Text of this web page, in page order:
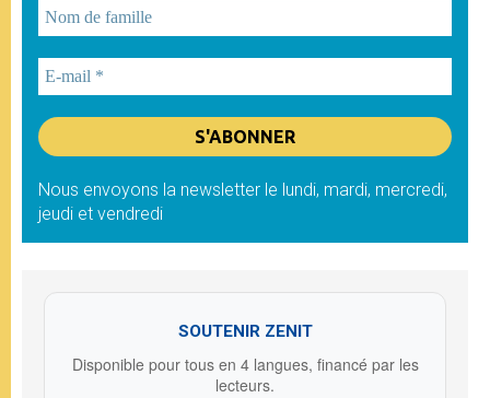
Nous envoyons la newsletter le lundi, mardi, mercredi,
jeudi et vendredi
SOUTENIR ZENIT
Disponible pour tous en 4 langues, financé par les
lecteurs.